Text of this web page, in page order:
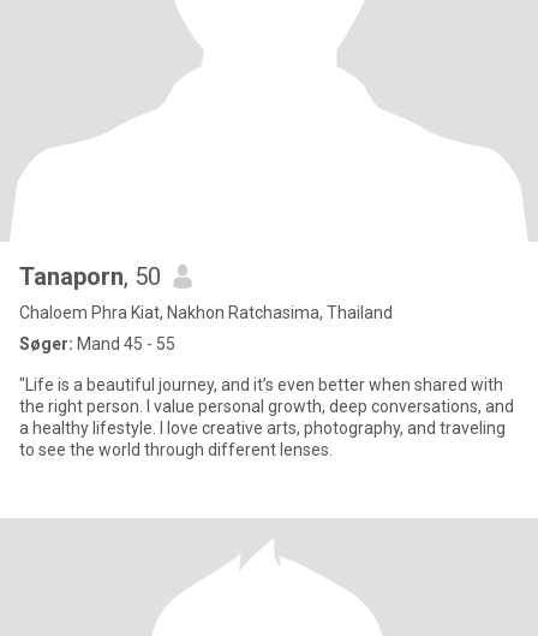
Tanaporn, 50
Chaloem Phra Kiat, Nakhon Ratchasima, Thailand
Søger: Mand 45 - 55
"Life is a beautiful journey, and it’s even better when shared with
the right person. I value personal growth, deep conversations, and
a healthy lifestyle. I love creative arts, photography, and traveling
to see the world through different lenses.